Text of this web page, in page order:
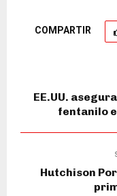
COMPARTIR
EE.UU.
fentanilo
Hutchison